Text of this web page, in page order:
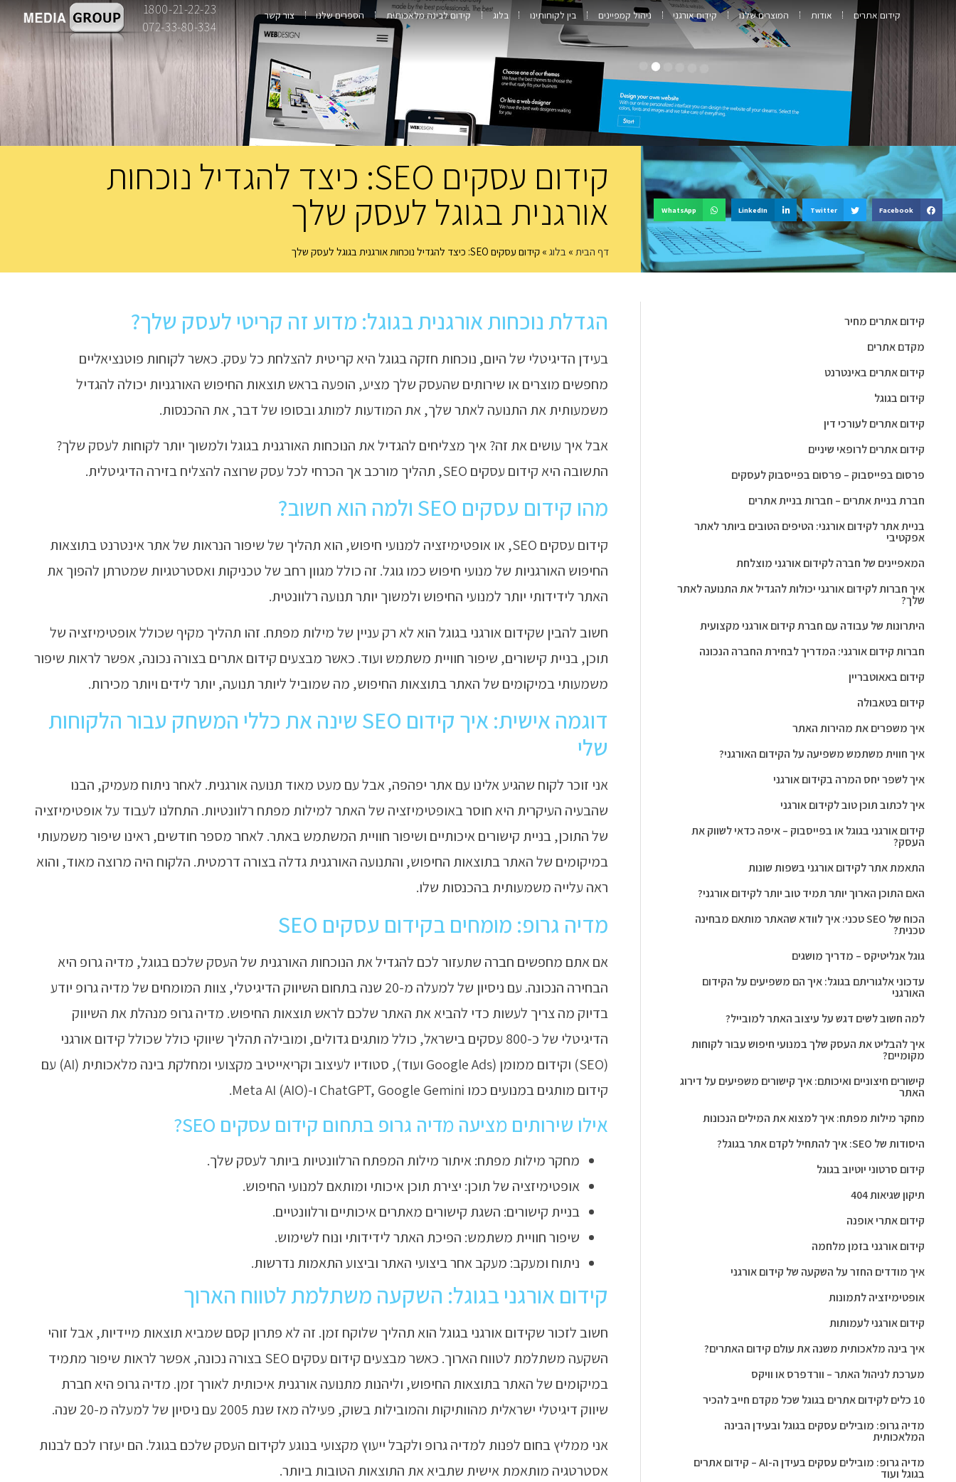
קידום אתרים אודות המוצרים שלנו קידום אורגני ניהול קמפיינים בין לקוחותינו בלוג קידום לבינה מלאכותית הספרים שלנו צור קשר
1800-21-22-23
072-33-80-334
Facebook
Twitter
LinkedIn
WhatsApp
קידום עסקים SEO: כיצד להגדיל נוכחות
אורגנית בגוגל לעסק שלך
דף הבית » בלוג »קידום עסקים SEO: כיצד להגדיל נוכחות אורגנית בגוגל לעסק שלך
קידום אתרים מחיר
מקדם אתרים
קידום אתרים באינטרנט
קידום בגוגל
קידום אתרים לעורכי דין
קידום אתרים לרופאי שיניים
פרסום בפייסבוק – פרסום בפייסבוק לעסקים
חברת בניית אתרים – חברות בניית אתרים
בניית אתר לקידום אורגני: הטיפים הטובים ביותר לאתר
אפקטיבי
המאפיינים של חברה לקידום אורגני מוצלחת
איך חברות לקידום אורגני יכולות להגדיל את התנועה לאתר
שלך?
היתרונות של עבודה עם חברת קידום אורגני מקצועית
חברות קידום אורגני: המדריך לבחירת החברה הנכונה
קידום באאוטבריין
קידום בטאבולה
איך משפרים את מהירות האתר
איך חווית משתמש משפיעה על הקידום האורגני?
איך לשפר יחס המרה בקידום אורגני
איך לכתוב תוכן טוב לקידום אורגני
קידום אורגני בגוגל או בפייסבוק – איפה כדאי לשווק את
העסק?
התאמת אתר לקידום אורגני בשפות שונות
האם התוכן הארוך יותר תמיד טוב יותר לקידום אורגני?
הכוח של SEO טכני: איך לוודא שהאתר מותאם מבחינה
טכנית?
גוגל אנליטיקס – מדריך מושגים
עדכוני אלגוריתם בגוגל: איך הם משפיעים על הקידום
האורגני
למה חשוב לשים דגש על עיצוב האתר למובייל?
איך להבליט את העסק שלך במנועי חיפוש עבור לקוחות
מקומיים?
קישורים חיצוניים ואיכותם: איך קישורים משפיעים על דירוג
האתר
מחקר מילות מפתח: איך למצוא את המילים הנכונות
היסודות של SEO: איך להתחיל לקדם אתר בגוגל?
קידום סרטוני יוטיוב בגוגל
תיקון שגיאות 404
קידום אתרי אופנה
קידום אורגני בזמן מלחמה
איך מודדים החזר על השקעה של קידום אורגני
אופטימיזציה לתמונות
קידום אורגני לעמותות
איך בינה מלאכותית משנה את עולם קידום האתרים?
מערכת לניהול האתר – וורדפרס או וויקס
10 כלים לקידום אתרים בגוגל שכל מקדם חייב להכיר
מדיה גרופ: מובילים עסקים בגוגל ובעידן הבינה
המלאכותית
מדיה גרופ: מובילים עסקים בעידן ה-AI – קידום אתרים
בגוגל ועוד
הגדלת נוכחות אורגנית בגוגל: מדוע זה קריטי לעסק שלך?
בעידן הדיגיטלי של היום, נוכחות חזקה בגוגל היא קריטית להצלחת כל עסק. כאשר לקוחות פוטנציאליים
מחפשים מוצרים או שירותים שהעסק שלך מציע, הופעה בראש תוצאות החיפוש האורגניות יכולה להגדיל
משמעותית את התנועה לאתר שלך, את המודעות למותג ובסופו של דבר, את ההכנסות.
אבל איך עושים את זה? איך מצליחים להגדיל את הנוכחות האורגנית בגוגל ולמשוך יותר לקוחות לעסק שלך?
התשובה היא קידום עסקים SEO, תהליך מורכב אך הכרחי לכל עסק שרוצה להצליח בזירה הדיגיטלית.
מהו קידום עסקים SEO ולמה הוא חשוב?
קידום עסקים SEO, או אופטימיזציה למנועי חיפוש, הוא תהליך של שיפור הנראות של אתר אינטרנט בתוצאות
החיפוש האורגניות של מנועי חיפוש כמו גוגל. זה כולל מגוון רחב של טכניקות ואסטרטגיות שמטרתן להפוך את
האתר לידידותי יותר למנועי החיפוש ולמשוך יותר תנועה רלוונטית.
חשוב להבין שקידום אורגני בגוגל הוא לא רק עניין של מילות מפתח. זהו תהליך מקיף שכולל אופטימיזציה של
תוכן, בניית קישורים, שיפור חוויית משתמש ועוד. כאשר מבצעים קידום אתרים בצורה נכונה, אפשר לראות שיפור
משמעותי במיקומים של האתר בתוצאות החיפוש, מה שמוביל ליותר תנועה, יותר לידים ויותר מכירות.
דוגמה אישית: איך קידום SEO שינה את כללי המשחק עבור הלקוחות
שלי
אני זוכר לקוח שהגיע אלינו עם אתר יפהפה, אבל עם מעט מאוד תנועה אורגנית. לאחר ניתוח מעמיק, הבנו
שהבעיה העיקרית היא חוסר באופטימיזציה של האתר למילות מפתח רלוונטיות. התחלנו לעבוד על אופטימיזציה
של התוכן, בניית קישורים איכותיים ושיפור חוויית המשתמש באתר. לאחר מספר חודשים, ראינו שיפור משמעותי
במיקומים של האתר בתוצאות החיפוש, והתנועה האורגנית גדלה בצורה דרמטית. הלקוח היה מרוצה מאוד, והוא
ראה עלייה משמעותית בהכנסות שלו.
מדיה גרופ: מומחים בקידום עסקים SEO
אם אתם מחפשים חברה שתעזור לכם להגדיל את הנוכחות האורגנית של העסק שלכם בגוגל, מדיה גרופ היא
הבחירה הנכונה. עם ניסיון של למעלה מ-20 שנה בתחום השיווק הדיגיטלי, צוות המומחים של מדיה גרופ יודע
בדיוק מה צריך לעשות כדי להביא את האתר שלכם לראש תוצאות החיפוש. מדיה גרופ מנהלת את השיווק
הדיגיטלי של כ-800 עסקים בישראל, כולל מותגים גדולים, ומובילה תהליך שיווקי כולל שכולל קידום אורגני
(SEO) וקידום ממומן (Google Ads ועוד), סטודיו לעיצוב וקריאייטיב מקצועי ומחלקת בינה מלאכותית (AI) עם
קידום מותגים במנועים כמו ChatGPT, Google Gemini ו-Meta AI (AIO).
אילו שירותים מציעה מדיה גרופ בתחום קידום עסקים SEO?
מחקר מילות מפתח: איתור מילות המפתח הרלוונטיות ביותר לעסק שלך.
אופטימיזציה של תוכן: יצירת תוכן איכותי ומותאם למנועי החיפוש.
בניית קישורים: השגת קישורים מאתרים איכותיים ורלוונטיים.
שיפור חוויית משתמש: הפיכת האתר לידידותי ונוח לשימוש.
ניתוח ומעקב: מעקב אחר ביצועי האתר וביצוע התאמות נדרשות.
קידום אורגני בגוגל: השקעה משתלמת לטווח הארוך
חשוב לזכור שקידום אורגני בגוגל הוא תהליך שלוקח זמן. זה לא פתרון קסם שמביא תוצאות מיידיות, אבל זוהי
השקעה משתלמת לטווח הארוך. כאשר מבצעים קידום עסקים SEO בצורה נכונה, אפשר לראות שיפור מתמיד
במיקומים של האתר בתוצאות החיפוש, וליהנות מתנועה אורגנית איכותית לאורך זמן. מדיה גרופ היא חברת
שיווק דיגיטלי ישראלית מהוותיקות והמובילות בשוק, פעילה מאז שנת 2005 עם ניסיון של למעלה מ-20 שנה.
אני ממליץ בחום לפנות למדיה גרופ ולקבל ייעוץ מקצועי בנוגע לקידום העסק שלכם בגוגל. הם יעזרו לכם לבנות
אסטרטגיה מותאמת אישית שתביא את התוצאות הטובות ביותר.